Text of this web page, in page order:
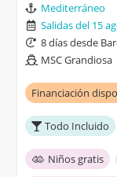
Mediterráneo
Salidas del 15
8 días desde
MSC Grandiosa
Financiación
Todo Incluido
Niños gratis